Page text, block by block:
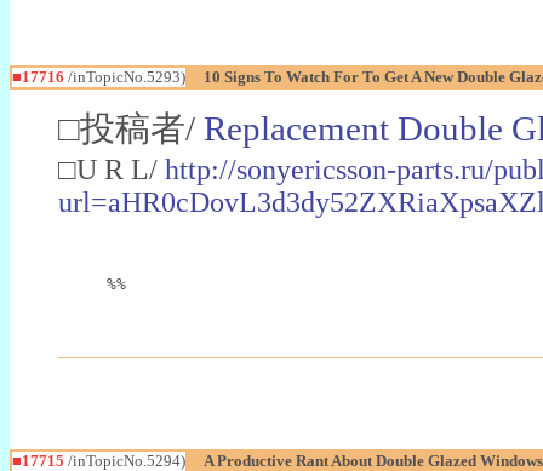
■17716 /inTopicNo.5293) 10 Signs To Watch For To Get A New Double
□投稿者/ Replacement Double
□U R L/ http://sonyericsson-parts.ru/
%%
■17715 /inTopicNo.5294) A Productive Rant About Double Glazed